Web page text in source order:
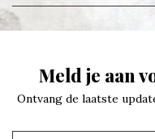
Meld je aan
Ontvang de laatste